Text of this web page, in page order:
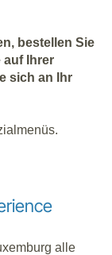
bestellen Sie
auf Ihrer
sich an Ihr
alle